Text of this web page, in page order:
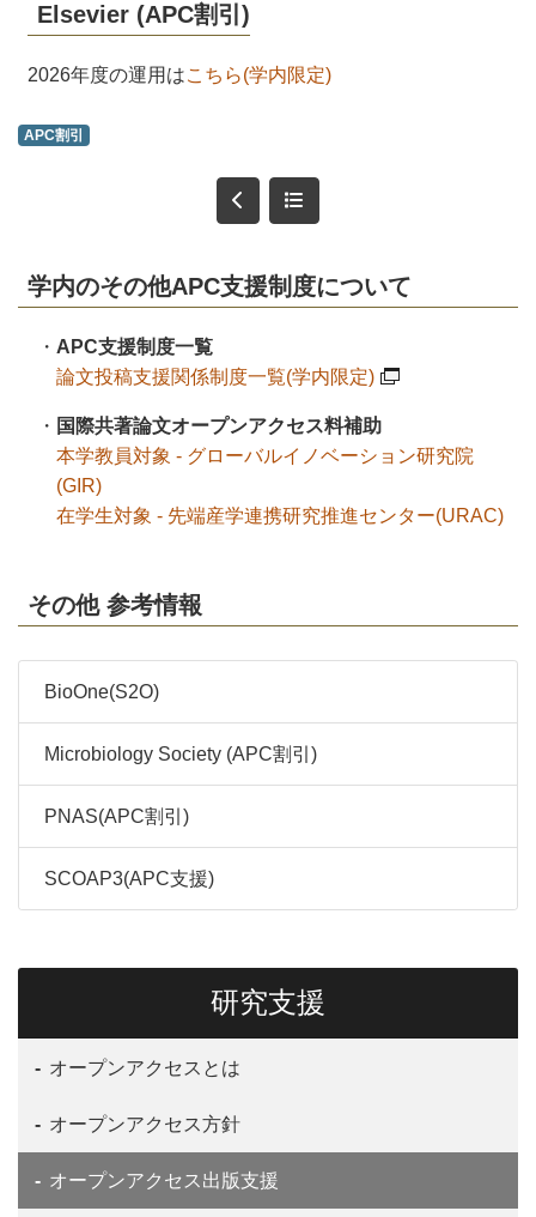
研究支援
オープンアクセスとは
オープンアクセス方針
オープンアクセス出版支援
Elsevier (APC割引)
2026年度の運用はこちら(学内限定)
APC割引
学内のその他APC支援制度について
・ APC支援制度一覧
論文投稿支援関係制度一覧(学内限定)
・ 国際共著論文オープンアクセス料補助
本学教員対象 - グローバルイノベーション研究院
(GIR)
在学生対象 - 先端産学連携研究推進センター(URAC)
その他 参考情報
BioOne(S2O)
Microbiology Society (APC割引)
PNAS(APC割引)
SCOAP3(APC支援)